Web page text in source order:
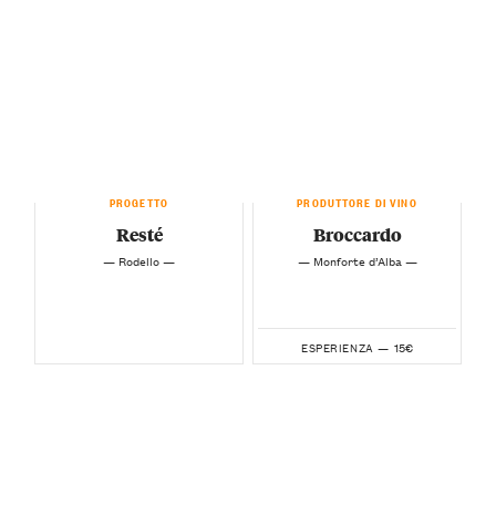
PROGETTO
Resté
— Rodello —
PRODUTTORE DI VINO
Broccardo
— Monforte d’Alba —
ESPERIENZA — 15€